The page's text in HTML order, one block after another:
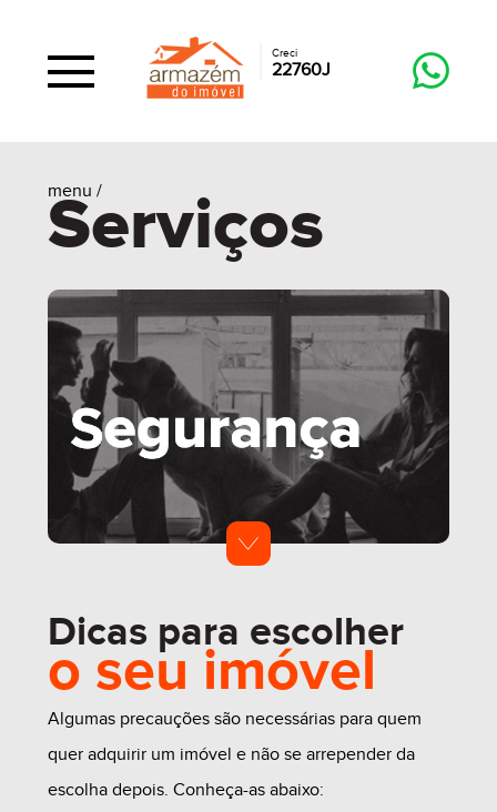
Creci
22760J
menu /
Serviços
Dicas para escolher
o seu imóvel
Algumas precauções são necessárias para quem
quer adquirir um imóvel e não se arrepender da
escolha depois. Conheça-as abaixo: